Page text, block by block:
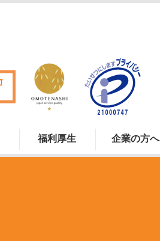
福利厚生 企業の方へ